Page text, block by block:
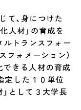
て、身につけた
人材」の育成を
ルトランスフォー
フォメーション）
できる人材の育成
定した１０単位
として３大学長